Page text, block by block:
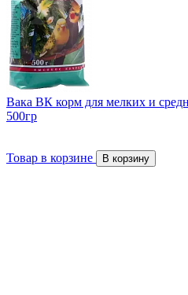
Вака ВК корм для мелких и
500гр
Товар в корзине В корзину